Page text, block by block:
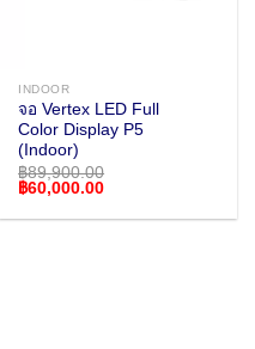
INDOOR
จอ Vertex LED Full
Color Display P5
(Indoor)
฿89,900.00
Original
was:
฿60,000.00Current
is: